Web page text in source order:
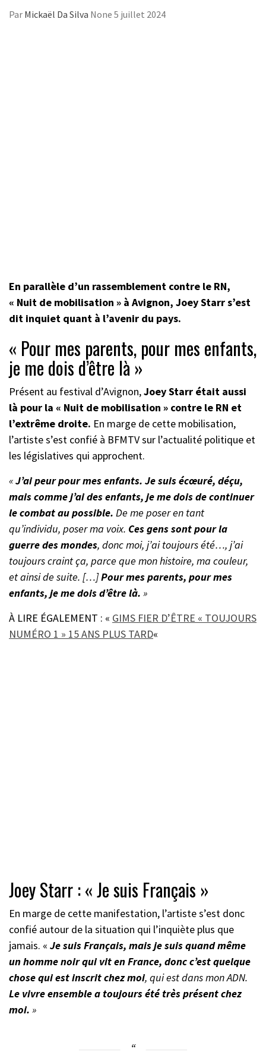
Par Mickaël Da Silva None 5 juillet 2024
En parallèle d’un rassemblement contre le RN,
« Nuit de mobilisation » à Avignon, Joey Starr s’est
dit inquiet quant à l’avenir du pays.
« Pour mes parents, pour mes enfants,
je me dois d’être là »
Présent au festival d’Avignon,Joey Starr était aussi
là pour la « Nuit de mobilisation » contre le RN et
l’extrême droite. En marge de cette mobilisation,
l’artiste s’est confié à BFMTV sur l’actualité politique et
les législatives qui approchent.
«J’ai peur pour mes enfants. Je suis écœuré, déçu,
mais comme j’ai des enfants, je me dois de continuer
le combat au possible. De me poser en tant
qu’individu, poser ma voix. Ces gens sont pour la
guerre des mondes, donc moi, j’ai toujours été…, j’ai
toujours craint ça, parce que mon histoire, ma couleur,
et ainsi de suite. […]Pour mes parents, pour mes
enfants, je me dois d’être là. »
À LIRE ÉGALEMENT : « GIMS FIER D’ÊTRE « TOUJOURS
NUMÉRO 1 » 15 ANS PLUS TARD«
Joey Starr : « Je suis Français »
En marge de cette manifestation, l’artiste s’est donc
confié autour de la situation qui l’inquiète plus que
jamais. « Je suis Français, mais je suis quand même
un homme noir qui vit en France, donc c’est quelque
chose qui est inscrit chez moi, qui est dans mon ADN.
Le vivre ensemble a toujours été très présent chez
moi. »